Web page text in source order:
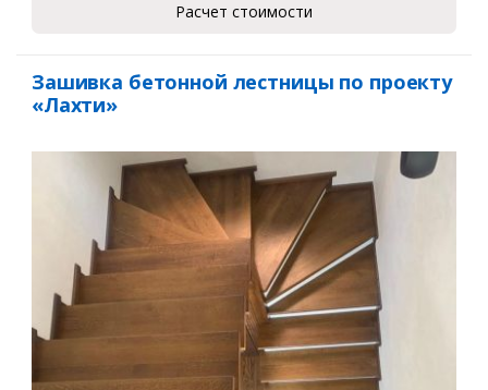
Расчет стоимости
Зашивка бетонной лестницы по проекту
«Лахти»